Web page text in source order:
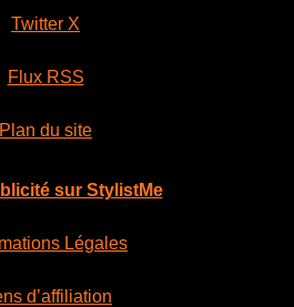
Twitter X
Flux RSS
Plan du site
sur StylistMe
Légales
d’affiliation